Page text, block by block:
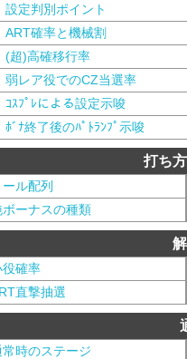
設定判別ポイント
ART確率と機械割
(超)高確移行率
弱レア役でのCZ当選率
ｺｽﾌﾟﾚによる設定示唆
ﾎﾞﾅ終了後のﾊﾟﾄﾗﾝﾌﾟ示唆
打ち
ール配列
ボーナスの種類
役確率
直撃抽選
常時のステージ